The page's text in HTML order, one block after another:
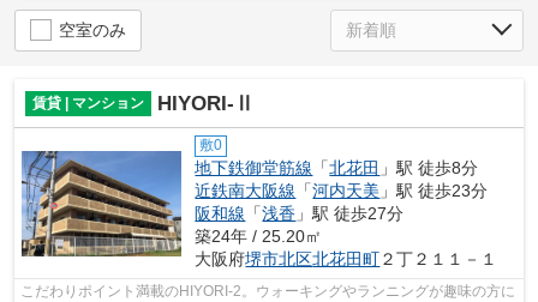
空室のみ
賃貸 | マンション HIYORI-Ⅱ
敷0
地下鉄御堂筋線 「北花田 」駅 徒歩8分
近鉄南大阪線 「河内天美 」駅 徒歩23分
阪和線 「浅香 」駅 徒歩27分
築24年 / 25.20㎡
大阪府堺市北区北花田町２丁２１１－１
こだわりポイント満載のHIYORI-2。ウォーキングやランニングが趣味の方に